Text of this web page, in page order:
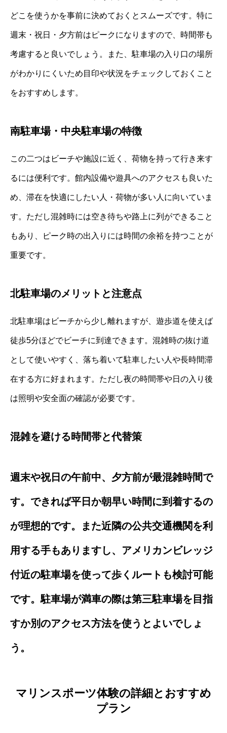
どこを使うかを事前に決めておくとスムーズです。特に
週末・祝日・夕方前はピークになりますので、時間帯も
考慮すると良いでしょう。また、駐車場の入り口の場所
がわかりにくいため目印や状況をチェックしておくこと
をおすすめします。
南駐車場・中央駐車場の特徴
この二つはビーチや施設に近く、荷物を持って行き来す
るには便利です。館内設備や遊具へのアクセスも良いた
め、滞在を快適にしたい人・荷物が多い人に向いていま
す。ただし混雑時には空き待ちや路上に列ができること
もあり、ピーク時の出入りには時間の余裕を持つことが
重要です。
北駐車場のメリットと注意点
北駐車場はビーチから少し離れますが、遊歩道を使えば
徒歩5分ほどでビーチに到達できます。混雑時の抜け道
として使いやすく、落ち着いて駐車したい人や長時間滞
在する方に好まれます。ただし夜の時間帯や日の入り後
は照明や安全面の確認が必要です。
混雑を避ける時間帯と代替策
週末や祝日の午前中、夕方前が最混雑時間で
す。できれば平日か朝早い時間に到着するの
が理想的です。また近隣の公共交通機関を利
用する手もありますし、アメリカンビレッジ
付近の駐車場を使って歩くルートも検討可能
です。駐車場が満車の際は第三駐車場を目指
すか別のアクセス方法を使うとよいでしょ
う。
マリンスポーツ体験の詳細とおすすめ
プラン